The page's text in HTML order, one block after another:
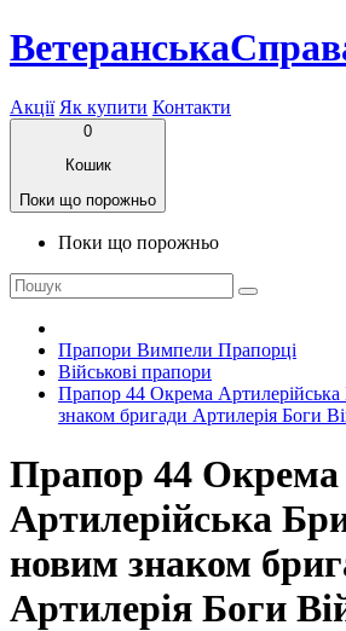
Акції Як купити Контакти
0
Кошик
Поки що порожньо
Поки що порожньо
Прапори Вимпели Прапорці
Військові прапори
Прапор 44 Окрема Артилерійська
знаком бригади Артилерія Боги
Прапор 44 Окрема
Артилерійська
новим знаком
Артилерія Боги